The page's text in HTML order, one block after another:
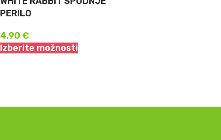
PERILO
4,90 €
Izberite možnosti